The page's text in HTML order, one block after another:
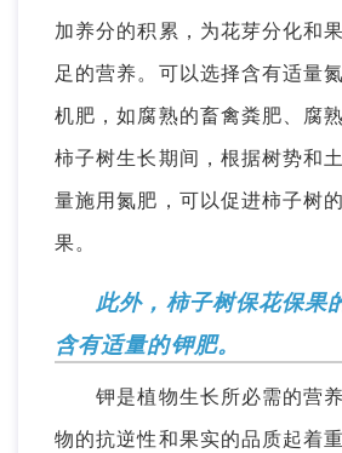
加养分的积累，为花芽分化和
足的营养。可以选择含有适量
机肥，如腐熟的畜禽粪肥、腐
柿子树生长期间，根据树势和
量施用氮肥，可以促进柿子树
果。
此外，柿子树保花保果
含有适量的钾肥。
钾是植物生长所必需的营养
物的抗逆性和果实的品质起着